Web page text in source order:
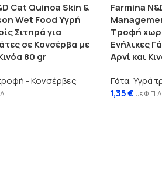
Cat Quinoa Skin &
Wet Food Υγρή
Σιτηρά για
σε Κονσέρβα με
80 gr
- Κονσέρβες
Farmina
Τροφή
Ενήλικες
Αρνί και
Γάτα, Υγρά
1,35€ με